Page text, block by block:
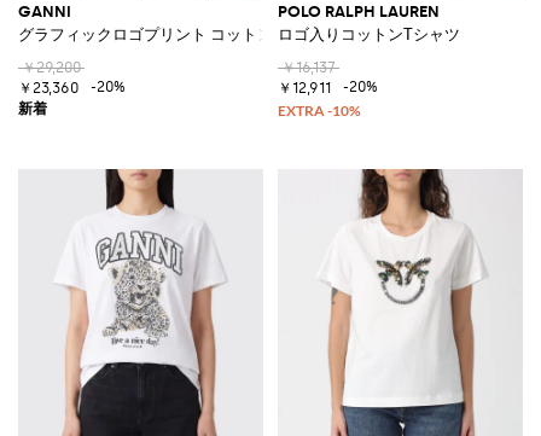
GANNI
グラフィックロゴプリント コットンTシャツ
￥29,200
￥23,360
-20%
POLO RALPH LAUREN
ロゴ入りコットンTシャツ
￥16,137
￥12,911
-20%